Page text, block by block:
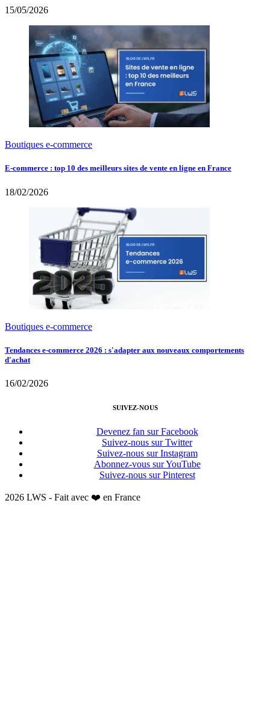
15/05/2026
Boutiques e-commerce
E-commerce : top 10 des meilleurs sites de vente en ligne en France
18/02/2026
Boutiques e-commerce
Tendances e-commerce 2026 : s'adapter aux nouveaux comportements
d'achat
16/02/2026
SUIVEZ-NOUS
Devenez fan sur Facebook
Suivez-nous sur Twitter
Suivez-nous sur Instagram
Abonnez-vous sur YouTube
Suivez-nous sur Pinterest
2026 LWS - Fait avec ❤️ en France